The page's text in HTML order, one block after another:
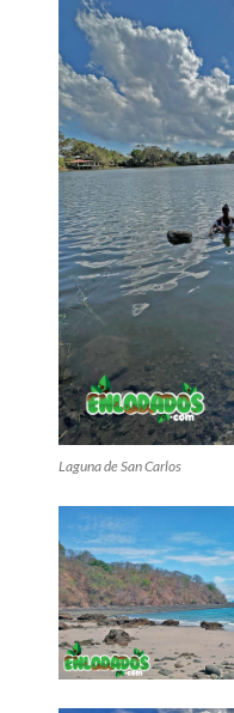
Laguna de San Carlos